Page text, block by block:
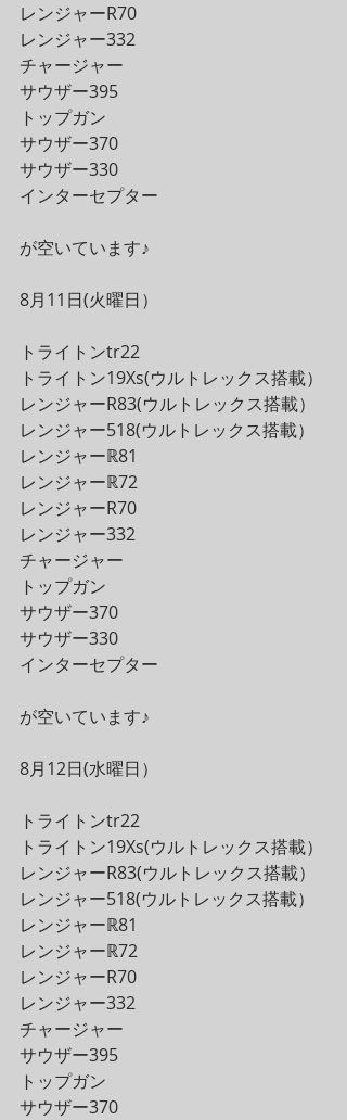
レンジャーR70
レンジャー332
チャージャー
サウザー395
トップガン
サウザー370
サウザー330
インターセプター
が空いています♪
8月11日(火曜日）
トライトンtr22
トライトン19Xs(ウルトレックス搭載）
レンジャーR83(ウルトレックス搭載）
レンジャー518(ウルトレックス搭載）
レンジャーℝ81
レンジャーℝ72
レンジャーR70
レンジャー332
チャージャー
トップガン
サウザー370
サウザー330
インターセプター
が空いています♪
8月12日(水曜日）
トライトンtr22
トライトン19Xs(ウルトレックス搭載）
レンジャーR83(ウルトレックス搭載）
レンジャー518(ウルトレックス搭載）
レンジャーℝ81
レンジャーℝ72
レンジャーR70
レンジャー332
チャージャー
サウザー395
トップガン
サウザー370